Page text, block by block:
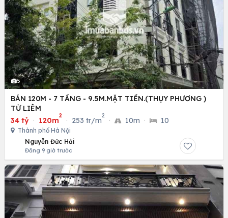
5
BÁN 120M - 7 TẦNG - 9.5M.MẶT TIỀN.(THỤY PHƯƠNG )
TỪ LIÊM
34 tỷ · 120m
2
· 253 tr/m
2
· 10m · 10
Thành phố Hà Nội
Nguyễn Đức Hải
Đăng 9 giờ trước